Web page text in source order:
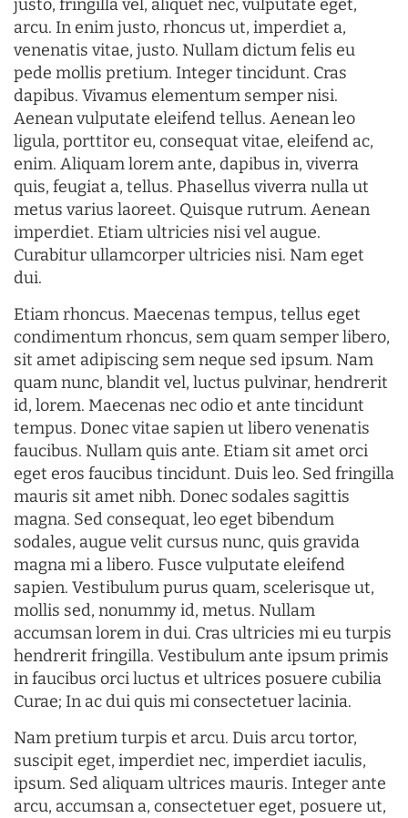
justo, fringilla vel, aliquet nec, vulputate eget,
arcu. In enim justo, rhoncus ut, imperdiet a,
venenatis vitae, justo. Nullam dictum felis eu
pede mollis pretium. Integer tincidunt. Cras
dapibus. Vivamus elementum semper nisi.
Aenean vulputate eleifend tellus. Aenean leo
ligula, porttitor eu, consequat vitae, eleifend ac,
enim. Aliquam lorem ante, dapibus in, viverra
quis, feugiat a, tellus. Phasellus viverra nulla ut
metus varius laoreet. Quisque rutrum. Aenean
imperdiet. Etiam ultricies nisi vel augue.
Curabitur ullamcorper ultricies nisi. Nam eget
dui.
Etiam rhoncus. Maecenas tempus, tellus eget
condimentum rhoncus, sem quam semper libero,
sit amet adipiscing sem neque sed ipsum. Nam
quam nunc, blandit vel, luctus pulvinar, hendrerit
id, lorem. Maecenas nec odio et ante tincidunt
tempus. Donec vitae sapien ut libero venenatis
faucibus. Nullam quis ante. Etiam sit amet orci
eget eros faucibus tincidunt. Duis leo. Sed fringilla
mauris sit amet nibh. Donec sodales sagittis
magna. Sed consequat, leo eget bibendum
sodales, augue velit cursus nunc, quis gravida
magna mi a libero. Fusce vulputate eleifend
sapien. Vestibulum purus quam, scelerisque ut,
mollis sed, nonummy id, metus. Nullam
accumsan lorem in dui. Cras ultricies mi eu turpis
hendrerit fringilla. Vestibulum ante ipsum primis
in faucibus orci luctus et ultrices posuere cubilia
Curae; In ac dui quis mi consectetuer lacinia.
Nam pretium turpis et arcu. Duis arcu tortor,
suscipit eget, imperdiet nec, imperdiet iaculis,
ipsum. Sed aliquam ultrices mauris. Integer ante
arcu, accumsan a, consectetuer eget, posuere ut,